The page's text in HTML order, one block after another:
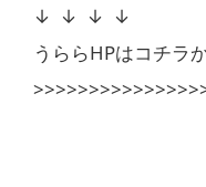
↓ ↓ ↓ ↓
うららHPはコチラ